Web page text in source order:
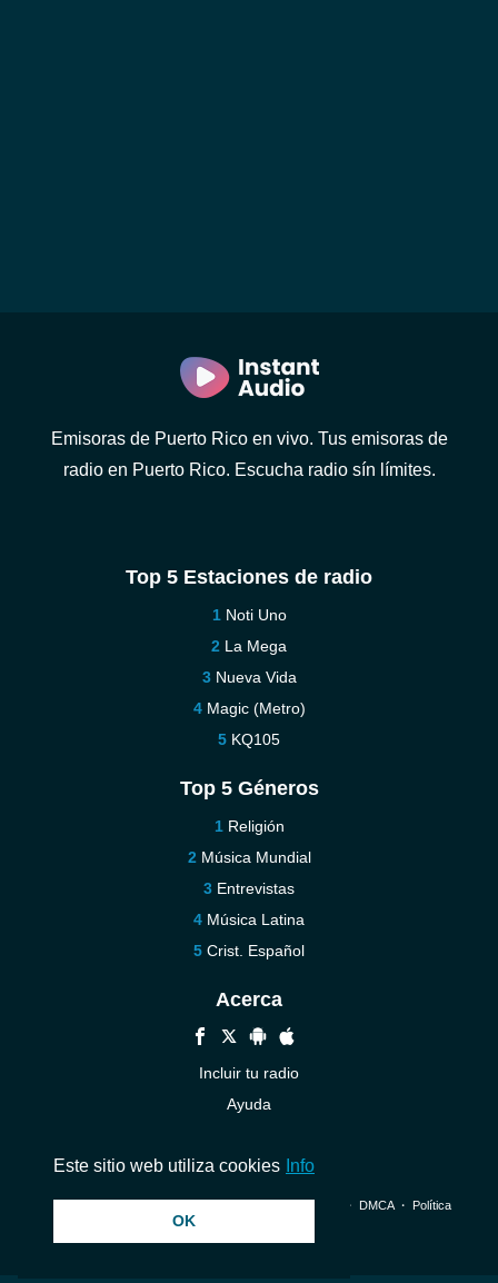
Emisoras de Puerto Rico en vivo. Tus emisoras de
radio en Puerto Rico. Escucha radio sín límites.
Top 5 Estaciones de radio
Noti Uno
La Mega
Nueva Vida
Magic (Metro)
KQ105
Top 5 Géneros
Religión
Música Mundial
Entrevistas
Música Latina
Crist. Español
Acerca
Incluir tu radio
Ayuda
© 2026 InstantAudio. Reservados todos los derechos. ・ DMCA・ Política
Este sitio web utiliza cookies Info
OK